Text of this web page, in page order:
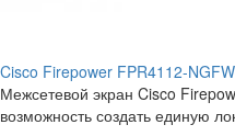
Cisco Firepower FPR4112-
Межсетевой экран Cisco
возможность создать единую